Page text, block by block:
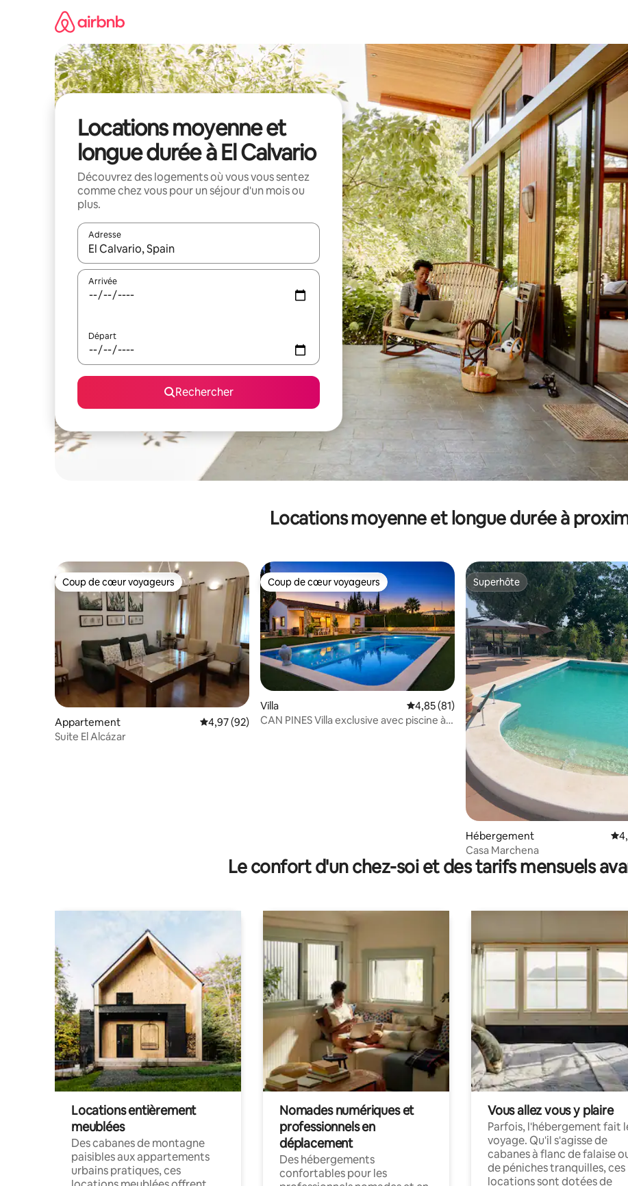
Locations moyenne et
longue durée à El Calvario
Découvrez des logements où vous vous sentez
comme chez vous pour un séjour d'un mois ou
plus.
Adresse
Lorsque les résultats s'affichent, utilisez les flèches vers le haut et vers le bas pour les parcourir ou en appuyant et en
Arrivée
Départ
Rechercher
Locations moyenne et longue durée à
Coup de cœur voyageurs
Coup de cœur voyageurs
Appartement Évaluation moyenne sur la base de 92 commentaires : 4,97 sur 5
4,97 (92)
Suite El Alcázar
Coup de cœur voyageurs
Coup de cœur voyageurs
Villa Évaluation moyenne sur la base de 81
4,85 (81)
CAN PINES Villa exclusive avec piscine à
Superhôte
Superhôte
Hébergement
Casa Marchena
Le confort d'un chez-soi et des tarifs mensuels
Locations entièrement
meublées
Des cabanes de montagne
paisibles aux appartements
urbains pratiques, ces
Nomades numériques et
professionnels en
déplacement
Des hébergements
confortables pour les
Vous allez vous y plaire
Parfois, l'hébergement fait
voyage. Qu'il s'agisse de
cabanes à flanc de falaise
de péniches tranquilles, ces
locations sont dotées de